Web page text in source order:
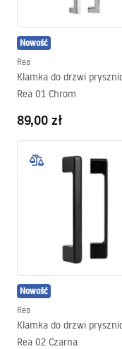
Nowość
Rea
Klamka do drzwi
Rea 01 Chrom
89,00 zł
Nowość
Rea
Klamka do drzwi
Rea 02 Czarna